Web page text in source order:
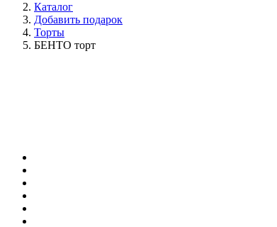
Каталог
Добавить подарок
Торты
БЕНТО торт